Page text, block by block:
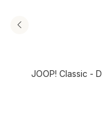
JOOP! Classic -